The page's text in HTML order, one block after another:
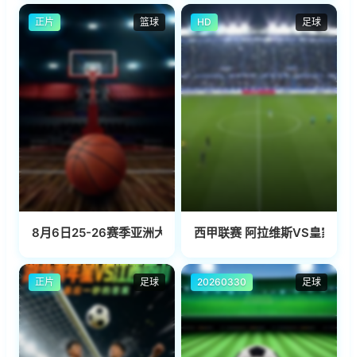
篮球
正片
8月6日25-26赛季亚洲大学生篮球联赛 早稻田大学VS高丽大
足球
HD
西甲联赛 阿拉维斯VS皇家社
足球
正片 足球
20260330